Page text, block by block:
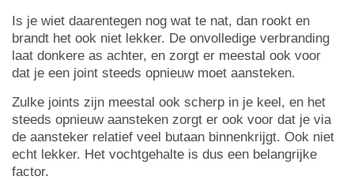
Is je wiet daarentegen nog wat te nat, dan rookt en
brandt het ook niet lekker. De onvolledige verbranding
laat donkere as achter, en zorgt er meestal ook voor
dat je een joint steeds opnieuw moet aansteken.
Zulke joints zijn meestal ook scherp in je keel, en het
steeds opnieuw aansteken zorgt er ook voor dat je via
de aansteker relatief veel butaan binnenkrijgt. Ook niet
echt lekker. Het vochtgehalte is dus een belangrijke
factor.